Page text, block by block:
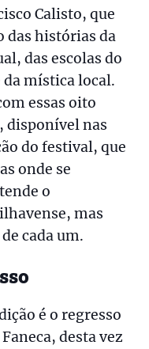
Calisto, que
das histórias da
das escolas do
mística local.
essas oito
disponível nas
do festival, que
onde se
o
mas
cada um.
é o regresso
desta vez